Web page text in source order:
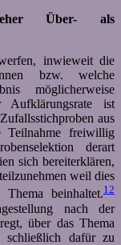
eher Über- als
inwieweit die
bzw. welche
möglicherweise
ist
aus
Teilnahme freiwillig
derart
sich bereiterklären,
weil dies
beinhaltet.12
nach der
über das Thema
schließlich dafür zu